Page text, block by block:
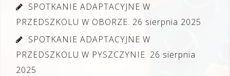
SPOTKANIE ADAPTACYJNE W
PRZEDSZKOLU W OBORZE. 26 sierpnia 2025
SPOTKANIE ADAPTACYJNE W
PRZEDSZKOLU W PYSZCZYNIE. 26 sierpnia
2025